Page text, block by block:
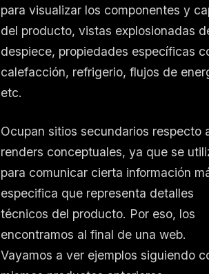
para visualizar los componentes y
del producto, vistas explosionadas
despiece, propiedades específicas
calefacción, refrigerio, flujos de
etc.
Ocupan sitios secundarios respecto
renders conceptuales, ya que se
para comunicar cierta información
especifica que representa detalles
técnicos del producto. Por eso, los
encontramos al final de una web.
Vayamos a ver ejemplos siguiendo